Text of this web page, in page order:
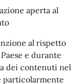
aperta al
al rispetto
e durante
dei contenuti nel
particolarmente